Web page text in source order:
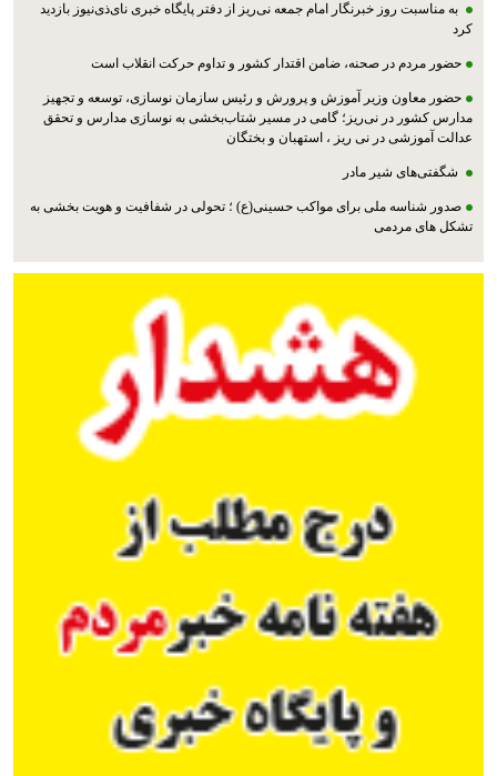
به مناسبت روز خبرنگار امام جمعه نی‌ریز از دفتر پایگاه خبری نای‌ذی‌نیوز بازدید
کرد
حضور مردم در صحنه، ضامن اقتدار کشور و تداوم حرکت انقلاب است
حضور معاون وزیر آموزش و پرورش و رئیس سازمان نوسازی، توسعه و تجهیز
مدارس کشور در نی‌ریز؛ گامی در مسیر شتاب‌بخشی به نوسازی مدارس و تحقق
عدالت آموزشی در نی ریز ، استهبان و بختگان
شگفتی‌های شیر مادر
صدور شناسه ملی برای مواکب حسینی(ع) ؛ تحولی در شفافیت و هویت بخشی به
تشکل های مردمی